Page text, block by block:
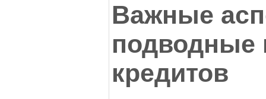
Важные
подводные
кредитов